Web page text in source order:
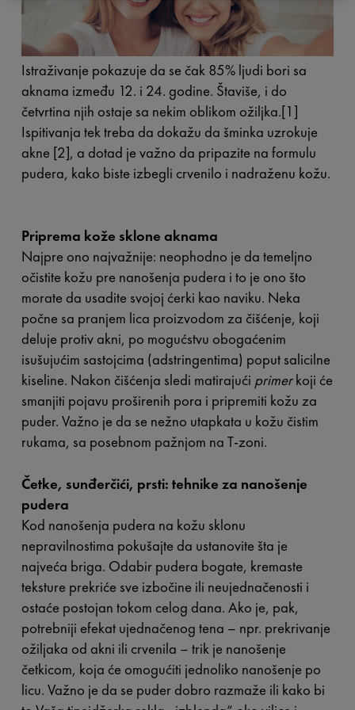
Istraživanje pokazuje da se čak 85% ljudi bori sa
aknama između 12. i 24. godine. Štaviše, i do
četvrtina njih ostaje sa nekim oblikom ožiljka.[1]
Ispitivanja tek treba da dokažu da šminka uzrokuje
akne [2], a dotad je važno da pripazite na formulu
pudera, kako biste izbegli crvenilo i nadraženu kožu.
Priprema kože sklone aknama
Najpre ono najvažnije: neophodno je da temeljno
očistite kožu pre nanošenja pudera i to je ono što
morate da usadite svojoj ćerki kao naviku. Neka
počne sa pranjem lica proizvodom za čišćenje, koji
deluje protiv akni, po mogućstvu obogaćenim
isušujućim sastojcima (adstringentima) poput salicilne
kiseline. Nakon čišćenja sledi matirajući primerkoji će
smanjiti pojavu proširenih pora i pripremiti kožu za
puder. Važno je da se nežno utapkata u kožu čistim
rukama, sa posebnom pažnjom na T-zoni.
Četke, sunđerčići, prsti: tehnike za nanošenje
pudera
Kod nanošenja pudera na kožu sklonu
nepravilnostima pokušajte da ustanovite šta je
najveća briga. Odabir pudera bogate, kremaste
teksture prekriće sve izbočine ili neujednačenosti i
ostaće postojan tokom celog dana. Ako je, pak,
potrebniji efekat ujednačenog tena – npr. prekrivanje
ožiljaka od akni ili crvenila – trik je nanošenje
četkicom, koja će omogućiti jednoliko nanošenje po
licu. Važno je da se puder dobro razmaže ili kako bi